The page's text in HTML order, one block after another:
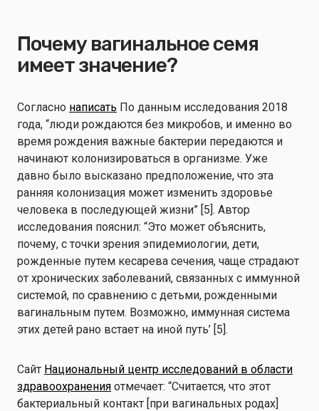
Почему вагинальное семя
имеет значение?
Согласно написать По данным исследования 2018
года, “люди рождаются без микробов, и именно во
время рождения важные бактерии передаются и
начинают колонизироваться в организме. Уже
давно было высказано предположение, что эта
ранняя колонизация может изменить здоровье
человека в последующей жизни” [5]. Автор
исследования пояснил: “Это может объяснить,
почему, с точки зрения эпидемиологии, дети,
рожденные путем кесарева сечения, чаще страдают
от хронических заболеваний, связанных с иммунной
системой, по сравнению с детьми, рожденными
вагинальным путем. Возможно, иммунная система
этих детей рано встает на иной путь’ [5].
Сайт Национальный центр исследований в области
здравоохранения отмечает: “Считается, что этот
бактериальный контакт [при вагинальных родах]